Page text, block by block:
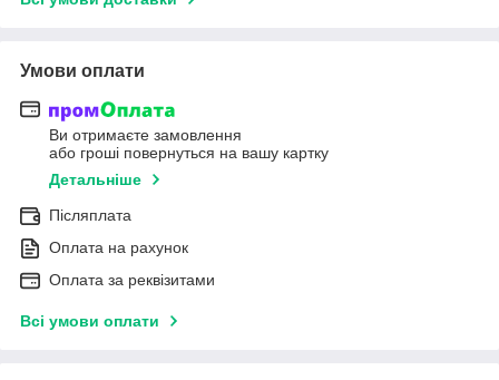
Умови оплати
Ви отримаєте замовлення
або гроші повернуться на вашу картку
Детальніше
Післяплата
Оплата на рахунок
Оплата за реквізитами
Всі умови оплати